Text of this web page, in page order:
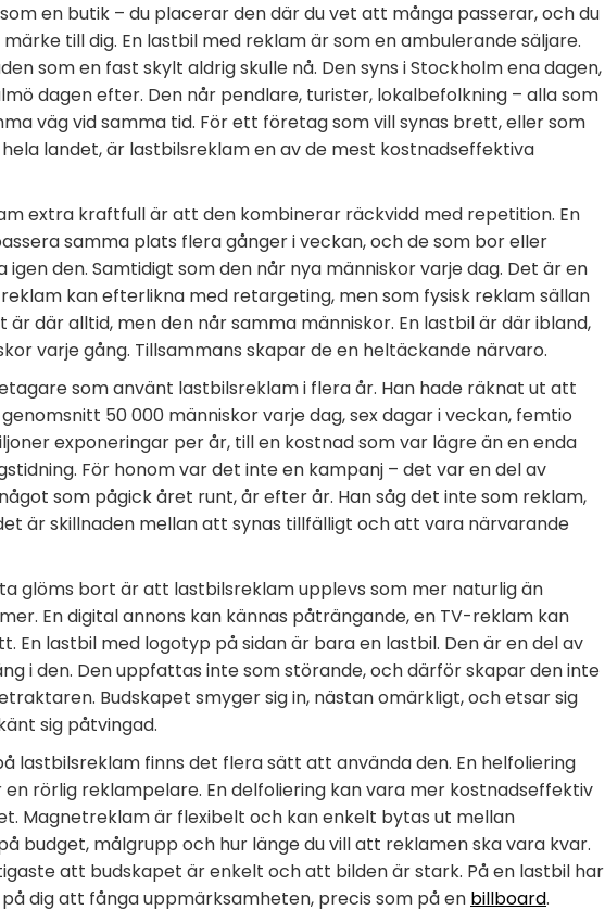
en butik – du placerar den där du vet att många passerar, och du
till dig. En lastbil med reklam är som en ambulerande säljare.
som en fast skylt aldrig skulle nå. Den syns i Stockholm ena dagen,
dagen efter. Den når pendlare, turister, lokalbefolkning – alla som
väg vid samma tid. För ett företag som vill synas brett, eller som
landet, är lastbilsreklam en av de mest kostnadseffektiva
extra kraftfull är att den kombinerar räckvidd med repetition. En
samma plats flera gånger i veckan, och de som bor eller
den. Samtidigt som den når nya människor varje dag. Det är en
kan efterlikna med retargeting, men som fysisk reklam sällan
är där alltid, men den når samma människor. En lastbil är där ibland,
varje gång. Tillsammans skapar de en heltäckande närvaro.
som använt lastbilsreklam i flera år. Han hade räknat ut att
50 000 människor varje dag, sex dagar i veckan, femtio
exponeringar per år, till en kostnad som var lägre än en enda
För honom var det inte en kampanj – det var en del av
som pågick året runt, år efter år. Han såg det inte som reklam,
är skillnaden mellan att synas tillfälligt och att vara närvarande
glöms bort är att lastbilsreklam upplevs som mer naturlig än
En digital annons kan kännas påträngande, en TV-reklam kan
En lastbil med logotyp på sidan är bara en lastbil. Den är en del av
i den. Den uppfattas inte som störande, och därför skapar den inte
Budskapet smyger sig in, nästan omärkligt, och etsar sig
sig påtvingad.
lastbilsreklam finns det flera sätt att använda den. En helfoliering
rörlig reklampelare. En delfoliering kan vara mer kostnadseffektiv
Magnetreklam är flexibelt och kan enkelt bytas ut mellan
budget, målgrupp och hur länge du vill att reklamen ska vara kvar.
att budskapet är enkelt och att bilden är stark. På en lastbil har
dig att fånga uppmärksamheten, precis som på en billboard.